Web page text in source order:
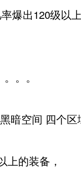
爆出120级以
。。
暗空间 四个
上的装备，